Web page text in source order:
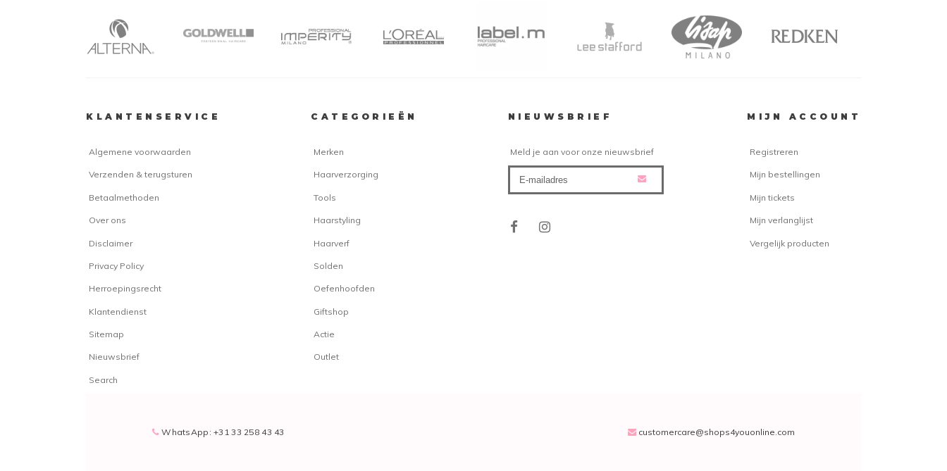
gele vriend, kunnen er aan bijdragen dat het haar uitdroogt
en de stralen de kleur minder laat glanzen. Dat is uiteraard
beschermend laagje om het haar ontstaat waardoor de
stralen van de zon geen invloed hebben op het haar.
Tegelijkertijd zorgen ingrediënten als Maracuja ervoor dat
minder vervaagt.
bestaat uit:
KLANTENSERVICE
Algemene voorwaarden
Verzenden & terugsturen
Betaalmethoden
Over ons
Disclaimer
Privacy Policy
Herroepingsrecht
Klantendienst
Sitemap
Nieuwsbrief
Search
CATEGORIEËN
Merken
Haarverzorging
Tools
Haarstyling
Haarverf
Solden
Oefenhoofden
Giftshop
Actie
Outlet
NIEUWSBRIEF
Meld je aan voor onze nieuwsbrief
MIJN ACCOUNT
Registreren
Mijn bestellingen
Mijn tickets
Mijn verlanglijst
Vergelijk producten
WhatsApp: +31 33 258 43 43 customercare@shops4youonline.com